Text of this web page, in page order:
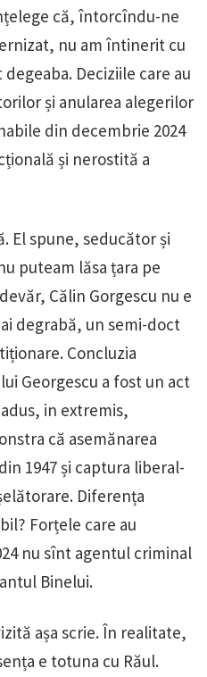
că, întorcîndu-ne
nu am întinerit cu
Deciziile care au
și anularea alegerilor
din decembrie 2024
și nerostită a
El spune, seducător și
puteam lăsa țara pe
Călin Gorgescu nu e
degrabă, un semi-doct
Concluzia
Georgescu a fost un act
in extremis,
că asemănarea
1947 și captura liberal-
Diferența
Forțele care au
nu sînt agentul criminal
Binelui.
așa scrie. În realitate,
e totuna cu Răul.